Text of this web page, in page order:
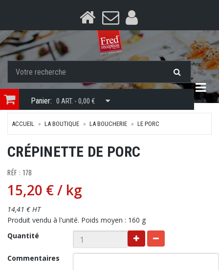
Panier: 0 ART. - 0,00 €
ACCUEIL LA BOUTIQUE LA BOUCHERIE LE PORC
CRÉPINETTE DE PORC
RÉF : 178
15,20 €/ kg
14,41 € HT
Produit vendu à l'unité. Poids moyen : 160 g
Quantité
Commentaires